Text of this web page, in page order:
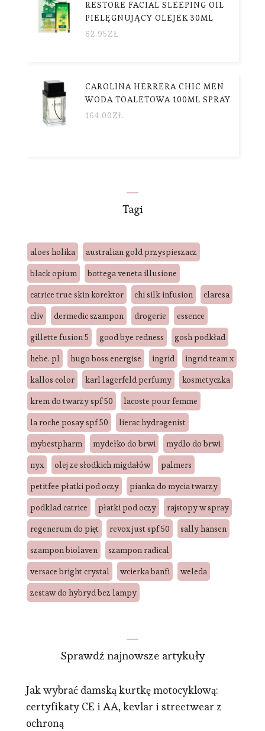
RESTORE FACIAL SLEEPING OIL
PIELĘGNUJĄCY OLEJEK 30ML
62.95ZŁ
CAROLINA HERRERA CHIC MEN
WODA TOALETOWA 100ML SPRAY
164.00ZŁ
Tagi
aloes holika
australian gold przyspieszacz
black opium
bottega veneta illusione
catrice true skin korektor
chi silk infusion
claresa
cliv
dermedic szampon drogerie
essence
gillette fusion 5
good bye redness
gosh podkład
hebe. pl
hugo boss energise ingrid
ingrid team x
kallos color
karl lagerfeld perfumy
kosmetyczka
krem do twarzy spf 50
lacoste pour femme
la roche posay spf 50
lierac hydragenist
mybestpharm
mydełko do brwi
mydlo do brwi
nyx
olej ze słodkich migdałów
palmers
petitfee płatki pod oczy
pianka do mycia twarzy
podklad catrice
płatki pod oczy
rajstopy w spray
regenerum do pięt
revox just spf 50
sally hansen
szampon biolaven
szampon radical
versace bright crystal
wcierka banfi
weleda
zestaw do hybryd bez lampy
Sprawdź najnowsze artykuły
Jak wybrać damską kurtkę motocyklową:
certyfikaty CE i AA, kevlar i streetwear z
ochroną